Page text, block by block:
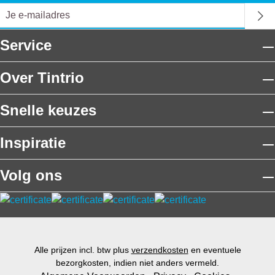
Service
Over Tintrio
Snelle keuzes
Inspiratie
Volg ons
Alle prijzen incl. btw plus verzendkosten en eventuele
bezorgkosten, indien niet anders vermeld.